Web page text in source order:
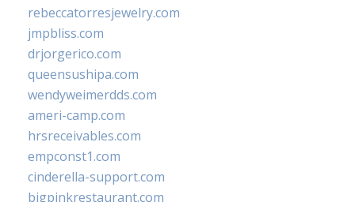
rebeccatorresjewelry.com
jmpbliss.com
drjorgerico.com
queensushipa.com
wendyweimerdds.com
ameri-camp.com
hrsreceivables.com
empconst1.com
cinderella-support.com
bigpinkrestaurant.com